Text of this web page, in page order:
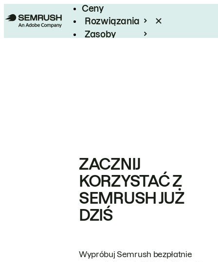
Ceny
Rozwiązania
Zasoby
ZACZNIJ
KORZYSTAĆ Z
SEMRUSH JUŻ
DZIŚ
Wypróbuj Semrush bezpłatnie